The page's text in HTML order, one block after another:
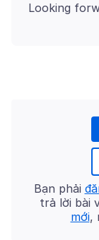
Bạn phải
trả lời bài
mới,